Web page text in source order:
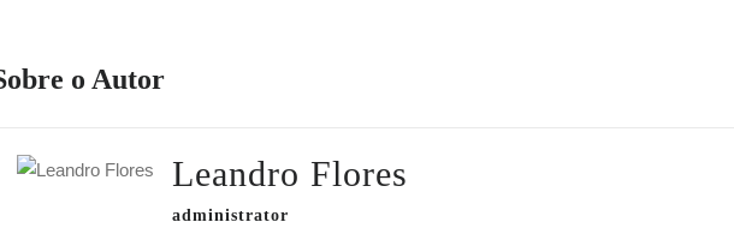
o Autor
Leandro Flores
administrator